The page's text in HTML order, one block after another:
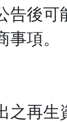
告後可
項。
之再生